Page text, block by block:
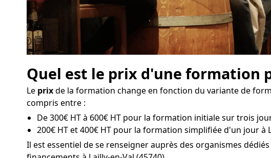
Quel est le prix d'une formation
Le prixde la formation change en fonction du variante de
compris entre :
De 300€ HT à 600€ HT pour la formation initiale sur trois
200€ HT et 400€ HT pour la formation simplifiée d'un jour à
Il est essentiel de se renseigner auprès des organismes